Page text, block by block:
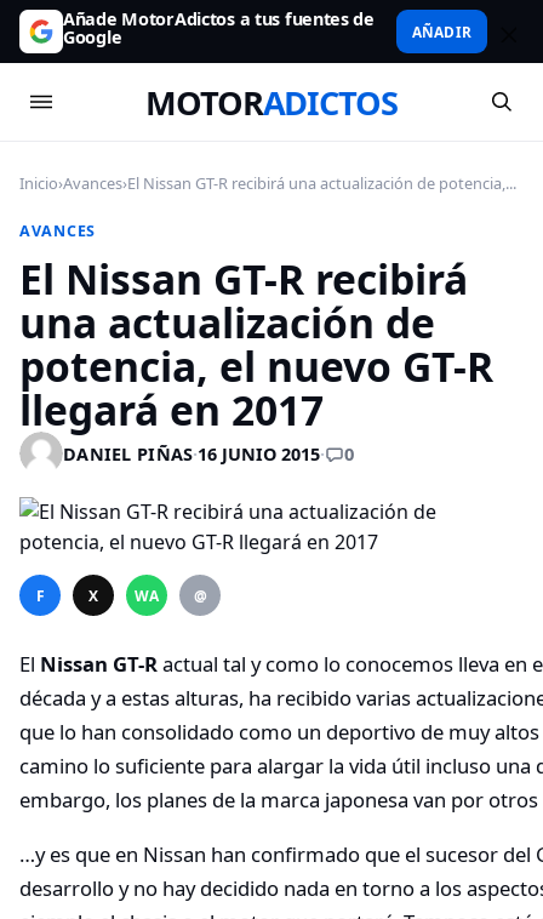
Añade MotorAdictos a tus fuentes de
Google AÑADIR
MOTORADICTOS
Inicio›Avances›El Nissan GT-R recibirá una actualización de potencia,...
AVANCES
El Nissan GT-R recibirá
una actualización de
potencia, el nuevo GT-R
llegará en 2017
DANIEL PIÑAS·16 JUNIO 2015· 0
F X WA @
El Nissan GT-Ractual tal y como lo conocemos lleva en
década y a estas alturas, ha recibido varias
que lo han consolidado como un deportivo de muy
camino lo suficiente para alargar la vida útil incluso una
embargo, los planes de la marca japonesa van por
…y es que en Nissan han confirmado que el sucesor del
desarrollo y no hay decidido nada en torno a los